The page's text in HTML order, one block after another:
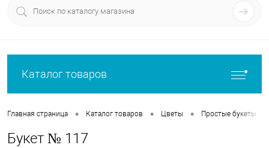
Каталог товаров
Главная страница • Каталог товаров • Цветы • Простые букеты
Букет № 117